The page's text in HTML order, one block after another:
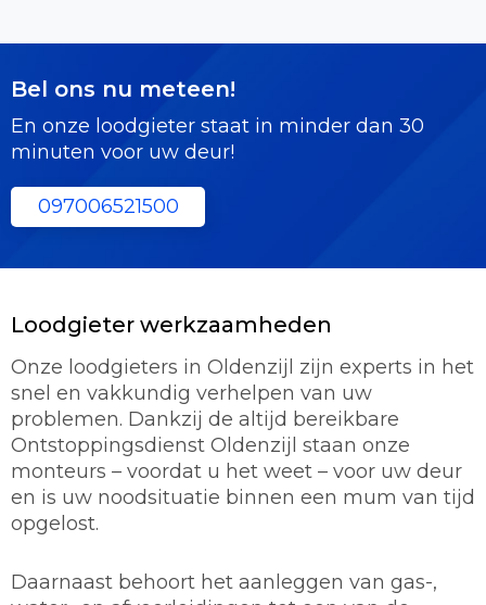
Bel ons nu meteen!
En onze loodgieter staat in minder dan 30
minuten voor uw deur!
097006521500
Loodgieter werkzaamheden
Onze loodgieters in Oldenzijl zijn experts in het
snel en vakkundig verhelpen van uw
problemen. Dankzij de altijd bereikbare
Ontstoppingsdienst Oldenzijl staan onze
monteurs – voordat u het weet – voor uw deur
en is uw noodsituatie binnen een mum van tijd
opgelost.
Daarnaast behoort het aanleggen van gas-,